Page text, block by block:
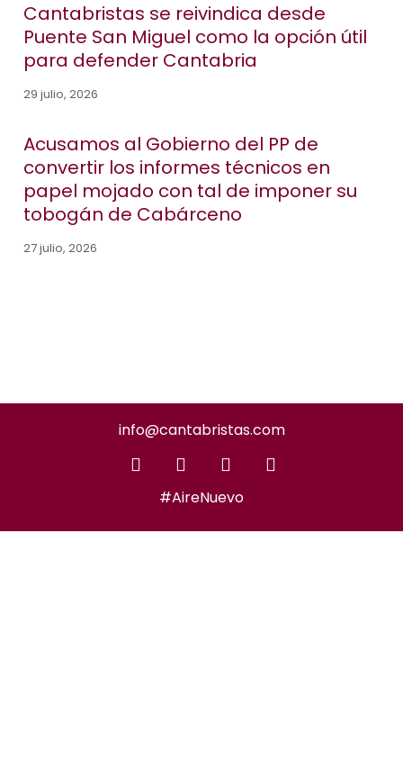
Cantabristas se reivindica desde
Puente San Miguel como la opción útil
para defender Cantabria
29 julio, 2026
Acusamos al Gobierno del PP de
convertir los informes técnicos en
papel mojado con tal de imponer su
tobogán de Cabárceno
27 julio, 2026
info@cantabristas.com
#AireNuevo